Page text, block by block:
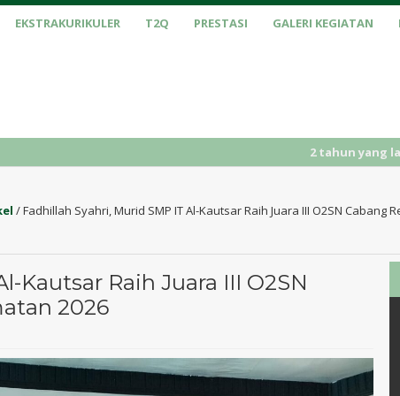
EKSTRAKURIKULER T2Q PRESTASI GALERI KEGIATAN
/ PENERIMAAN
/Fadhillah Syahri, Murid SMP IT Al-Kautsar Raih Juara III O2SN Cabang
Kautsar Raih Juara III O2SN
2026